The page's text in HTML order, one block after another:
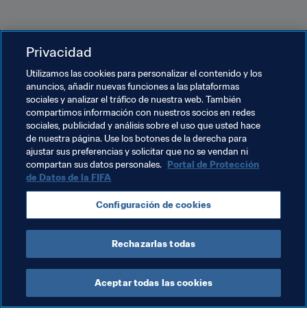
Temas relacionados
Programa Forward de la FIFA
Presidente de la FIFA Federaciones miembro
Organización Organización France
Privacidad
Utilizamos las cookies para personalizar el contenido y los
anuncios, añadir nuevas funciones a las plataformas
sociales y analizar el tráfico de nuestra web. También
compartimos información con nuestros socios en redes
sociales, publicidad y análisis sobre el uso que usted hace
de nuestra página. Use los botones de la derecha para
ajustar sus preferencias y solicitar que no se vendan ni
compartan sus datos personales. Portal de Protección
de Datos de la FIFA
Configuración de cookies
Rechazarlas todas
Aceptar todas las cookies